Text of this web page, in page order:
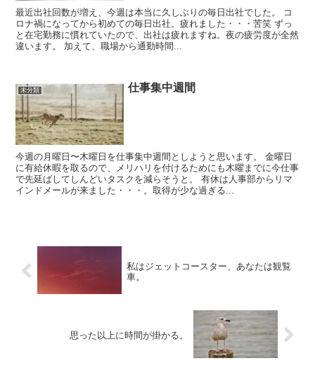
最近出社回数が増え、今週は本当に久しぶりの毎日出社でした。 コ
ロナ禍になってから初めての毎日出社。疲れました・・・苦笑 ずっ
と在宅勤務に慣れていたので、出社は疲れますね。夜の疲労度が全然
違います。 加えて、職場から通勤時間...
未分類 仕事集中週間
今週の月曜日〜木曜日を仕事集中週間としようと思います。 金曜日
に有給休暇を取るので、メリハリを付けるためにも木曜までに今仕事
で先延ばしてしんどいタスクを減らそうと。 有休は人事部からリマ
インドメールが来ました・・・。取得が少な過ぎる...
私はジェットコースター、あなたは観覧
車。
思った以上に時間が掛かる。